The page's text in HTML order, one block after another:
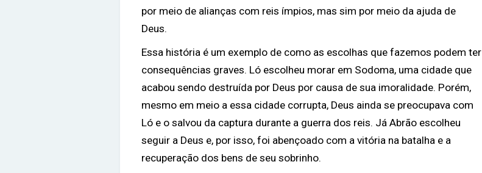
por meio de alianças com reis ímpios, mas sim por meio da ajuda de
Deus.
Essa história é um exemplo de como as escolhas que fazemos podem ter
consequências graves. Ló escolheu morar em Sodoma, uma cidade que
acabou sendo destruída por Deus por causa de sua imoralidade. Porém,
mesmo em meio a essa cidade corrupta, Deus ainda se preocupava com
Ló e o salvou da captura durante a guerra dos reis. Já Abrão escolheu
seguir a Deus e, por isso, foi abençoado com a vitória na batalha e a
recuperação dos bens de seu sobrinho.